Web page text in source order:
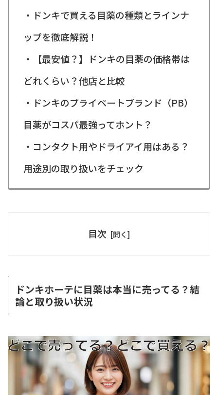
・ドンキで買える目薬の種類とラインナ
ップを徹底解説！
・【最安値？】ドンキの目薬の価格帯は
どれくらい？他店と比較
・ドンキのプライベートブランド（PB）
目薬がコスパ最強ってホント？
・コンタクト用やドライアイ用はある？
用途別の取り扱いをチェック
目次
ドンキホーテに目薬は本当に売ってる？結
論と取り扱い状況